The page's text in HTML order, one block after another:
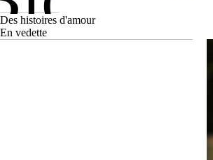
Des histoires d'amour
En vedette